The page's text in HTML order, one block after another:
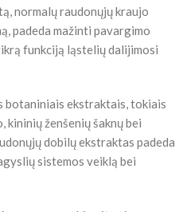
normalų raudonųjų kraujo
padeda mažinti pavargimo
funkciją ląstelių dalijimosi
botaniniais ekstraktais, tokiais
kininių ženšenių šaknų bei
dobilų ekstraktas padeda
sistemos veiklą bei